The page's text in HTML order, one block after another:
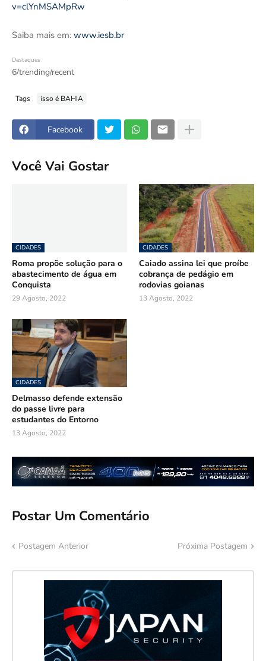
v=clYnMSAMpRw
Saiba mais em: www.iesb.br
Destaques
6/trending/recent
Tags isso é BAHIA
Facebook
Você Vai Gostar
CIDADES
Roma propõe solução para o
abastecimento de água em
Conquista
29 Agosto, 2022
CIDADES
Caiado assina lei que proíbe
cobrança de pedágio em
rodovias goianas
13 Agosto, 2022
CIDADES
Delmasso defende extensão
do passe livre para
estudantes do Entorno
13 Agosto, 2022
Postar Um Comentário
Postagem Anterior Próxima Postagem